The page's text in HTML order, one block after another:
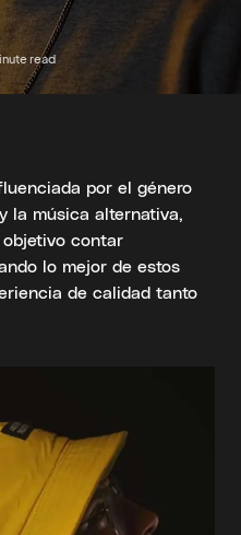
read
por el género
la música alternativa,
contar
lo mejor de estos
de calidad tanto